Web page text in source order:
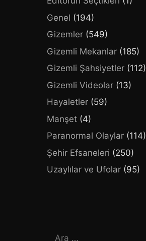
Genel (194)
Gizemler (549)
Gizemli Mekanlar (185)
Gizemli Şahsiyetler (112)
Gizemli Videolar (13)
Hayaletler (59)
Manşet (4)
Paranormal Olaylar (114)
Şehir Efsaneleri (250)
Uzaylılar ve Ufolar (95)
için